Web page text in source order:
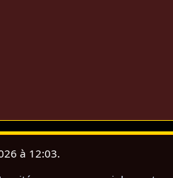
à 12:03.